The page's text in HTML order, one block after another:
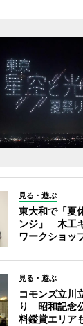
見る・遊ぶ
東大和で「夏
ンジ」 木工
ワークショッ
見る・遊ぶ
コモンズ立川
り 昭和記念
料鑑賞エリア